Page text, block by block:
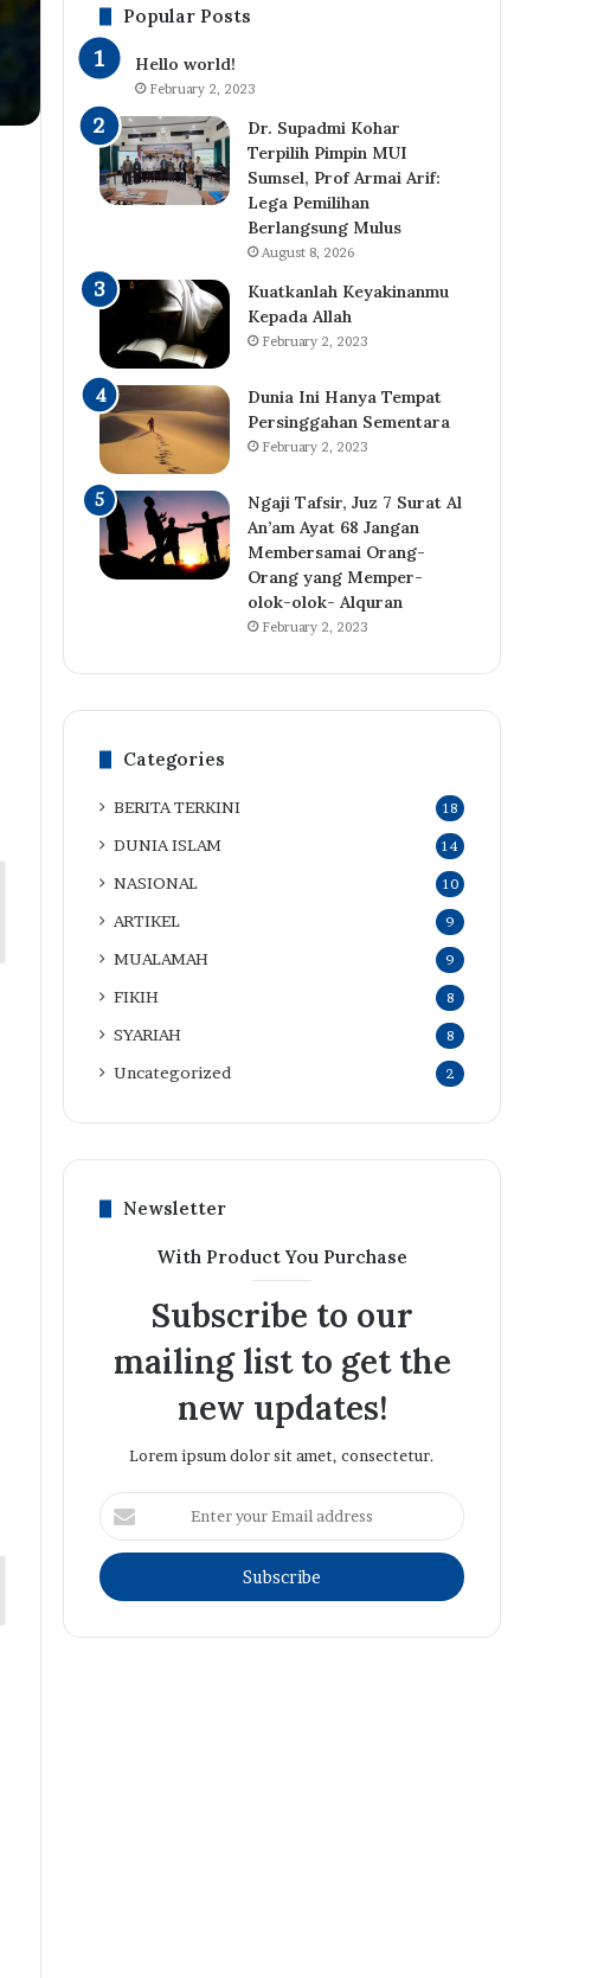
Popular Posts
Hello world!
February 2, 2023
Dr. Supadmi Kohar
Terpilih Pimpin MUI
Sumsel, Prof Armai Arif:
Lega Pemilihan
Berlangsung Mulus
August 8, 2026
Kuatkanlah Keyakinanmu
Kepada Allah
February 2, 2023
Dunia Ini Hanya Tempat
Persinggahan Sementara
February 2, 2023
Ngaji Tafsir, Juz 7 Surat Al
An’am Ayat 68 Jangan
Membersamai Orang-
Orang yang Memper-
olok-olok- Alquran
February 2, 2023
Categories
BERITA TERKINI 18
DUNIA ISLAM 14
NASIONAL 10
ARTIKEL 9
MUALAMAH 9
FIKIH 8
SYARIAH 8
Uncategorized 2
Newsletter
With Product You Purchase
Subscribe to our
mailing list to get the
new updates!
Lorem ipsum dolor sit amet, consectetur.
Enter
your
Email
address